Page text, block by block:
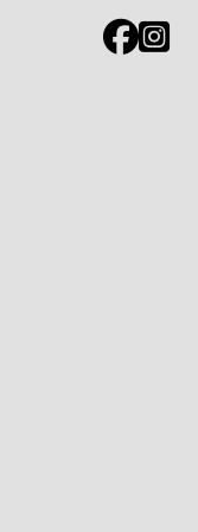
Link zur
Link